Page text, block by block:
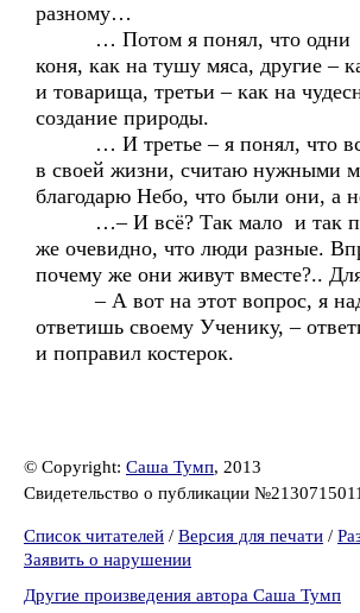
разному…
… Потом я понял, что одни
коня, как на тушу мяса, другие –
и товарища, третьи – как на
создание природы.
… И третье – я понял, что
в своей жизни, считаю нужными
благодарю Небо, что были они, а
…– И всё? Так мало и так
же очевидно, что люди разные.
почему же они живут вместе?..
– А вот на этот вопрос, я
ответишь своему Ученику, –
и поправил костерок.
© Copyright: Саша Тумп, 2013
Свидетельство о публикации
Список читателей / Версия для печати /
Заявить о нарушении
Другие произведения автора Саша Тумп